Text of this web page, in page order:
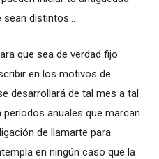
distintos...
que sea de verdad fijo
en los motivos de
desarrollará de tal mes a tal
anuales que marcan
de llamarte para
en ningún caso que la